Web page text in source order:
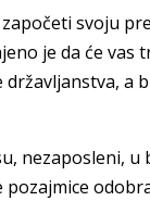
svoju
je da će
a
nezaposleni,